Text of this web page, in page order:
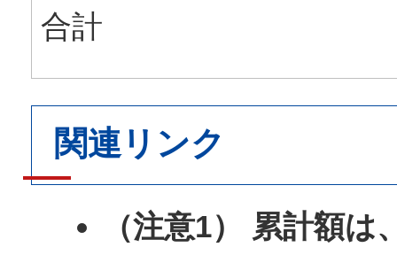
合計
関連リンク
（注意1） 累計額は